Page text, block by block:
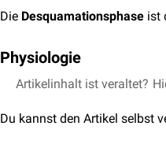
Die Desquamationsphase ist
Physiologie
In der Desquamationsphase
Freisetzung von
Artikelinhalt ist veraltet?
Du kannst den Artikel selbst